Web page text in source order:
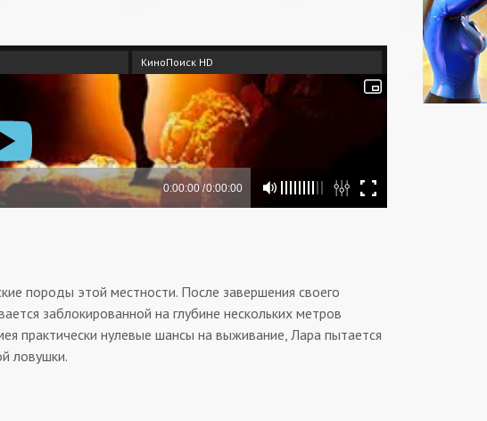
КиноПоиск HD
породы этой местности. После завершения своего
заблокированной на глубине нескольких метров
практически нулевые шансы на выживание, Лара пытается
ловушки.